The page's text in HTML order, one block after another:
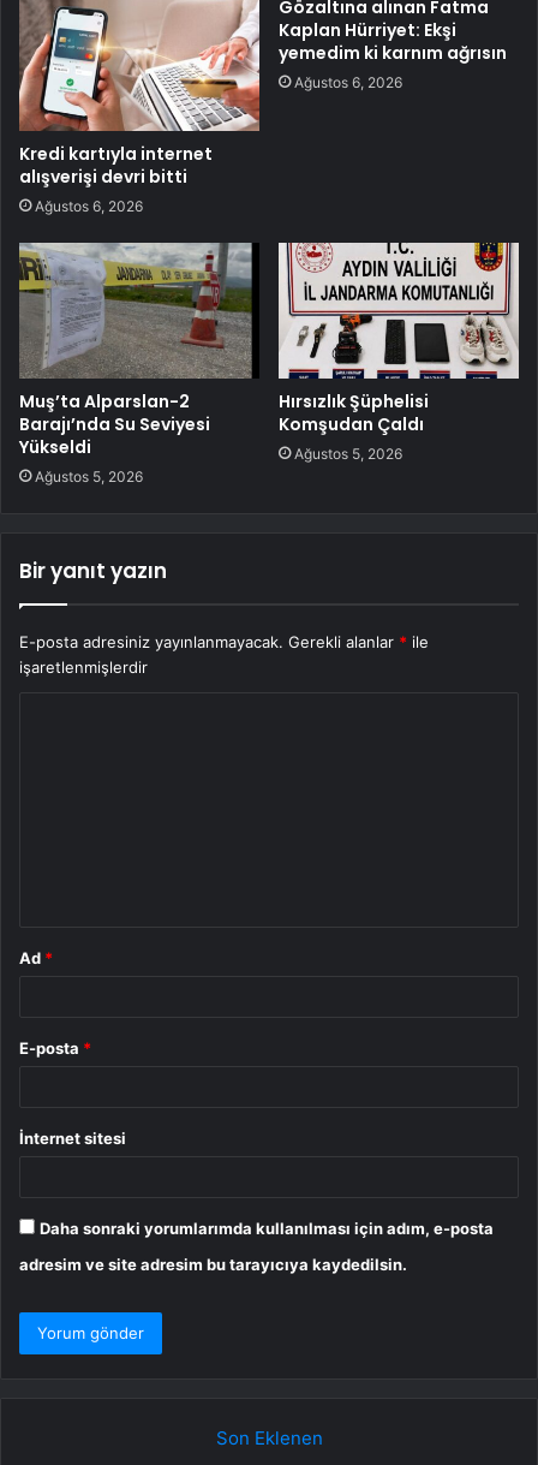
Kredi kartıyla internet
alışverişi devri bitti
Ağustos 6, 2026
Gözaltına alınan Fatma
Kaplan Hürriyet: Ekşi
yemedim ki karnım ağrısın
Ağustos 6, 2026
Muş’ta Alparslan-2
Barajı’nda Su Seviyesi
Yükseldi
Ağustos 5, 2026
Hırsızlık Şüphelisi
Komşudan Çaldı
Ağustos 5, 2026
Bir yanıt yazın
E-posta adresiniz yayınlanmayacak. Gerekli alanlar * ile
işaretlenmişlerdir
Ad *
E-posta *
İnternet sitesi
Daha sonraki yorumlarımda kullanılması için adım, e-posta
adresim ve site adresim bu tarayıcıya kaydedilsin.
Son Eklenen